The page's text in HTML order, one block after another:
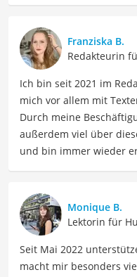
Franziska B.
Redakteurin
Ich bin seit 2021 im
mich vor allem mit
Durch meine
außerdem viel über
und bin immer wieder
über Beauty- sowie
Haushaltswaren und
umfassen
Empfehlungen, um
Produkte für ihre
Monique B.
Lektorin für
Seit Mai 2022
macht mir besonders